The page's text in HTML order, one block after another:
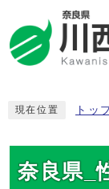
現在位置 トッ
奈良県_